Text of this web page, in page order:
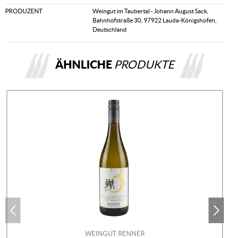
PRODUZENT
Weingut im Taubertal - Johann August Sack,
Bahnhofstraße 30, 97922 Lauda-Königshofen,
Deutschland
ÄHNLICHE PRODUKTE
WEINGUT RENNER